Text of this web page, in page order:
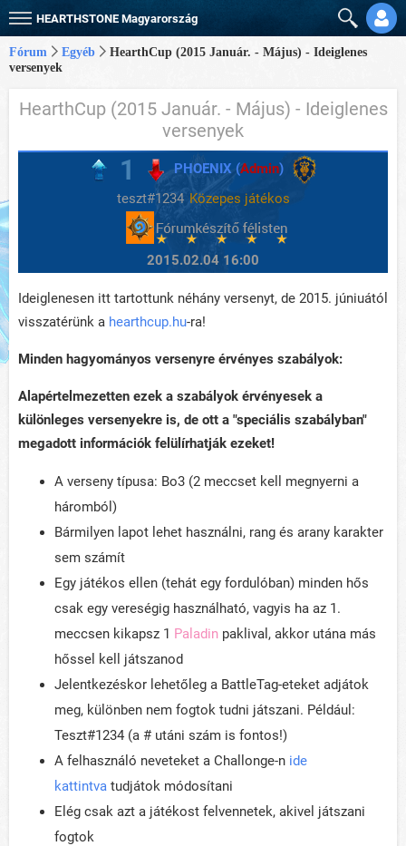
HEARTHSTONE Magyarország
Fórum Egyéb
HearthCup (2015 Január. - Május) - Ideiglenes
versenyek
HearthCup (2015 Január. - Május) - Ideiglenes
versenyek
1 PHOENIX (Admin)
teszt#1234 Közepes játékos
2015.02.04 16:00
Ideiglenesen itt tartottunk néhány versenyt, de 2015. júniuától
visszatérünk a hearthcup.hu-ra!
Minden hagyományos versenyre érvényes szabályok:
Alapértelmezetten ezek a szabályok érvényesek a
különleges versenyekre is, de ott a "speciális szabályban"
megadott információk felülírhatják ezeket!
A verseny típusa: Bo3 (2 meccset kell megnyerni a
háromból)
Bármilyen lapot lehet használni, rang és arany karakter
sem számít
Egy játékos ellen (tehát egy fordulóban) minden hős
csak egy vereségig használható, vagyis ha az 1.
meccsen kikapsz 1 Paladin paklival, akkor utána más
hőssel kell játszanod
Jelentkezéskor lehetőleg a BattleTag-eteket adjátok
meg, különben nem fogtok tudni játszani. Például:
Teszt#1234 (a # utáni szám is fontos!)
A felhasználó neveteket a Challonge-n ide
kattintva tudjátok módosítani
Elég csak azt a játékost felvennetek, akivel játszani
fogtok